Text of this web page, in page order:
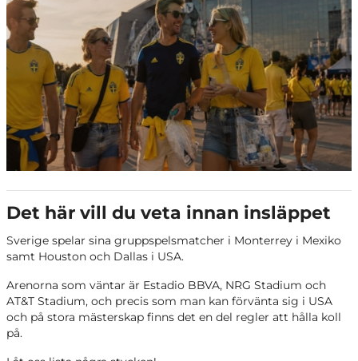
Det här vill du veta innan insläppet
Sverige spelar sina gruppspelsmatcher i Monterrey i Mexiko
samt Houston och Dallas i USA.
Arenorna som väntar är Estadio BBVA, NRG Stadium och
AT&T Stadium, och precis som man kan förvänta sig i USA
och på stora mästerskap finns det en del regler att hålla koll
på.